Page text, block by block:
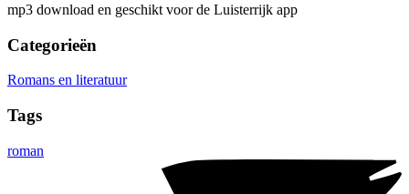
mp3 download en geschikt voor de Luisterrijk app
Categorieën
Romans en literatuur
Tags
roman